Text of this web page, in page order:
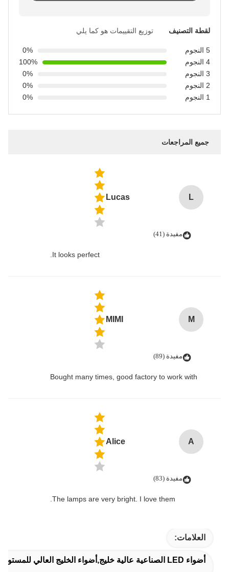
لقطة التصنيف توزيع التقييمات هو كما يلي
5 النجوم
0%
4 النجوم
100%
3 النجوم
0%
2 النجوم
0%
1 النجوم
0%
جميع المراجعات
L
Lucas
مفيدة (41)
It looks perfect.
M
MIMI
مفيدة (89)
Bought many times, good factory to work with
A
Alice
مفيدة (83)
The lamps are very bright. I love them.
العلامات:
أضواء LED الصناعية عالية خليج,أضواء الخليج العالي للمستودع,مضادات المياه مصابيح LED عالية الخليج